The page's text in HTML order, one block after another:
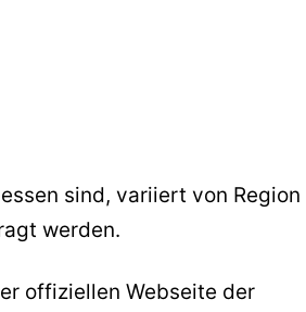
sind, variiert von Region
werden.
offiziellen Webseite der